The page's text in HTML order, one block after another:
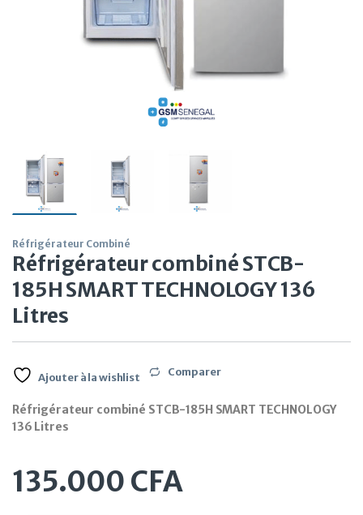
Réfrigérateur Combiné
Réfrigérateur combiné STCB-
185H SMART TECHNOLOGY 136
Litres
Ajouter à la wishlist Comparer
Réfrigérateur combiné STCB-185H SMART TECHNOLOGY
136 Litres
135.000 CFA